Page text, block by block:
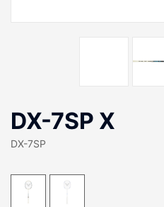
DX-7SP X
DX-7SP